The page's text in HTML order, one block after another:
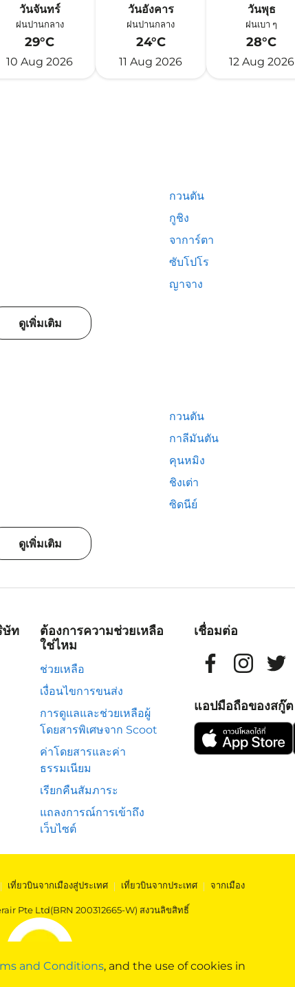
and Conditions, and the use of cookies in
วันจันทร์
ฝนปานกลาง
29°C
10 Aug 2026
วันอังคาร
ฝนปานกลาง
24°C
11 Aug 2026
วันพุธ
ฝนเบา ๆ
28°C
12 Aug 2026
กวนตัน
กูชิง
จาการ์ตา
ซับโปโร
ญาจาง
ดูเพิ่มเติม
กวนตัน
กาลีมันตัน
คุนหมิง
ชิงเต่า
ซิดนีย์
ดูเพิ่มเติม
ษัท
ต้องการความช่วยเหลือ
ใช่ไหม
ช่วยเหลือ
เงื่อนไขการขนส่ง
การดูแลและช่วยเหลือผู้
โดยสารพิเศษจาก Scoot
ค่าโดยสารและค่า
ธรรมเนียม
เรียกคืนสัมภาระ
แถลงการณ์การเข้าถึง
เว็บไซต์
เชื่อมต่อ
แอปมือถือของสกู๊ต
| เที่ยวบินจากเมืองสู่ประเทศ | เที่ยวบินจากประเทศ | จากเมือง
Pte Ltd(BRN 200312665-W) สงวนลิขสิทธิ์